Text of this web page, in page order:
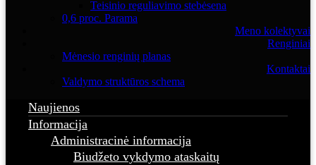
Teisinio reguliavimo stebėsena
0,6 proc. Parama
Meno kolektyvai
Renginiai
Mėnesio renginių planas
Kontaktai
Valdymo struktūros schema
Naujienos
Informacija
Administracinė informacija
Biudžeto vykdymo ataskaitų